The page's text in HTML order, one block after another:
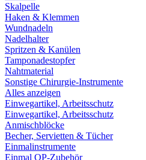
Skalpelle
Haken & Klemmen
Wundnadeln
Nadelhalter
Spritzen & Kanülen
Tamponadestopfer
Nahtmaterial
Sonstige Chirurgie-Instrumente
Alles anzeigen
Einwegartikel, Arbeitsschutz
Einwegartikel, Arbeitsschutz
Anmischblöcke
Becher, Servietten & Tücher
Einmalinstrumente
Einmal OP-Zubehör